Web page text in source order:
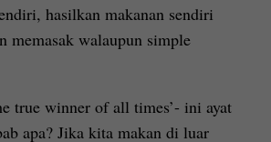
hasilkan makanan sendiri
memasak walaupun simple
true winner of all times’- ini ayat
apa? Jika kita makan di luar